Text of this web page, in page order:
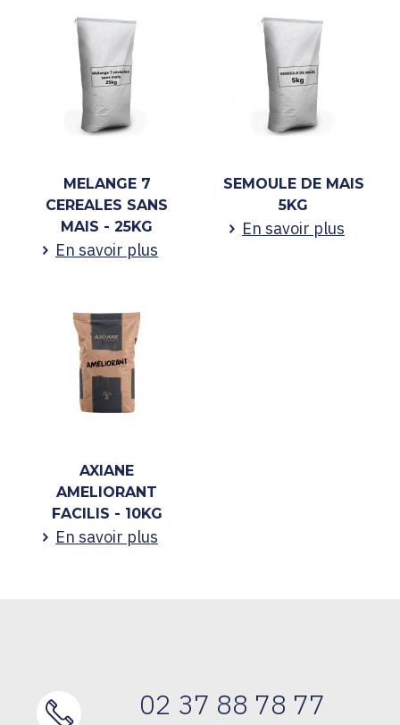
MELANGE 7
CEREALES SANS
MAIS - 25KG
En savoir plus
SEMOULE DE MAIS
5KG
En savoir plus
AXIANE
AMELIORANT
FACILIS - 10KG
En savoir plus
02 37 88 78 77